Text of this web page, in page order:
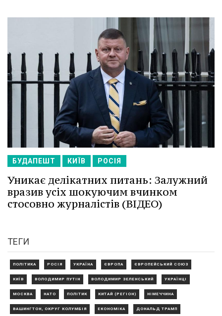
БУДАПЕШТ КИЇВ РОСІЯ
Уникає делікатних питань: Залужний
вразив усіх шокуючим вчинком
стосовно журналістів (ВІДЕО)
ТЕГИ
ПОЛІТИКА РОСІЯ УКРАЇНА ЄВРОПА ЄВРОПЕЙСЬКИЙ СОЮЗ
КИЇВ ВОЛОДИМИР ПУТІН ВОЛОДИМИР ЗЕЛЕНСЬКИЙ УКРАЇНЦІ
МОСКВА НАТО ПОЛІТИК КИТАЙ (РЕГІОН) НІМЕЧЧИНА
ВАШИНГТОН, ОКРУГ КОЛУМБІЯ ЕКОНОМІКА ДОНАЛЬД ТРАМП